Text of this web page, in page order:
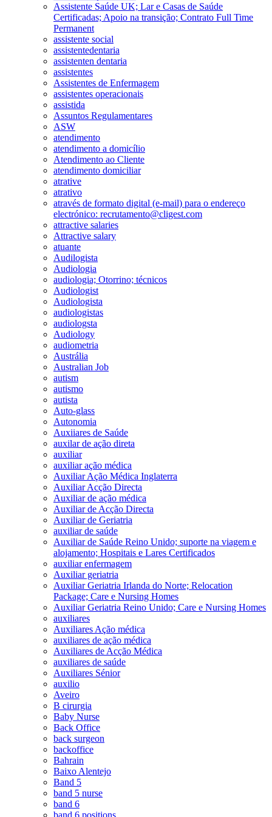
Assistente Saúde UK; Lar e Casas de Saúde
Certificadas; Apoio na transição; Contrato Full Time
Permanent
assistente social
assistentedentaria
assistenten dentaria
assistentes
Assistentes de Enfermagem
assistentes operacionais
assistida
Assuntos Regulamentares
ASW
atendimento
atendimento a domicílio
Atendimento ao Cliente
atendimento domiciliar
atrative
atrativo
através de formato digital (e-mail) para o endereço
electrónico: recrutamento@cligest.com
attractive salaries
Attractive salary
atuante
Audilogista
Audiologia
audiologia; Otorrino; técnicos
Audiologist
Audiologista
audiologistas
audiologsta
Audiology
audiometria
Austrália
Australian Job
autism
autismo
autista
Auto-glass
Autonomia
Auxiiares de Saúde
auxilar de ação direta
auxiliar
auxiliar ação médica
Auxiliar Ação Médica Inglaterra
Auxiliar Acção Directa
Auxiliar de ação médica
Auxiliar de Acção Directa
Auxiliar de Geriatria
auxiliar de saúde
Auxiliar de Saúde Reino Unido; suporte na viagem e
alojamento; Hospitais e Lares Certificados
auxiliar enfermagem
Auxiliar geriatria
Auxiliar Geriatria Irlanda do Norte; Relocation
Package; Care e Nursing Homes
Auxiliar Geriatria Reino Unido; Care e Nursing Homes
auxiliares
Auxiliares Ação médica
auxiliares de ação médica
Auxiliares de Acção Médica
auxiliares de saúde
Auxiliares Sénior
auxilio
Aveiro
B cirurgia
Baby Nurse
Back Office
back surgeon
backoffice
Bahrain
Baixo Alentejo
Band 5
band 5 nurse
band 6
band 6 positions